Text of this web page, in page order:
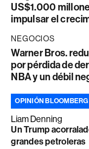
US$1.000
impulsar el
NEGOCIOS
Warner Bros.
por pérdida de
NBA y un débil
OPINIÓN BLOOMBERG
Liam Denning
Un Trump
grandes petroleras